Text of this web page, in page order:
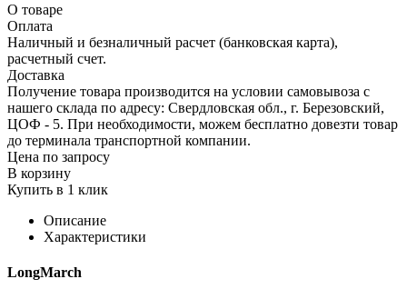
О товаре
Оплата
Наличный и безналичный расчет (банковская карта),
расчетный счет.
Доставка
Получение товара производится на условии самовывоза с
нашего склада по адресу: Свердловская обл., г. Березовский,
ЦОФ - 5. При необходимости, можем бесплатно довезти товар
до терминала транспортной компании.
Цена по запросу
В корзину
Купить в 1 клик
Описание
Характеристики
LongMarch